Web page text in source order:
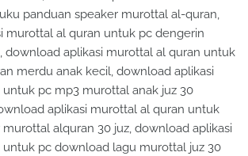
panduan speaker murottal al-quran,
murottal al quran untuk pc dengerin
download aplikasi murottal al quran untuk
merdu anak kecil, download aplikasi
pc mp3 murottal anak juz 30
aplikasi murottal al quran untuk
alquran 30 juz, download aplikasi
pc download lagu murottal juz 30